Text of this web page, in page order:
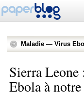
Maladie — Virus
Sierra
Ebola à